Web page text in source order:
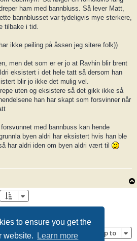
to ensure you get the
website.
Learn more
ham med bannbluss. Så lever Matt,
bannblusset var tydeligvis mye sterkere,
tilbake i tid.
ikke peiling på åssen jeg sitere folk))
men det som er er jo at Ravhin blir brent
eksistert i det hele tatt så dersom han
blir jo ikke det mulig vel.
uten og eksistere så det gikk ikke så
han har skapt som forsvinner når
med bannbuss kan hende
byen aldri har eksistert hvis han ble
har aldri iden om byen aldri vært til
Jump to